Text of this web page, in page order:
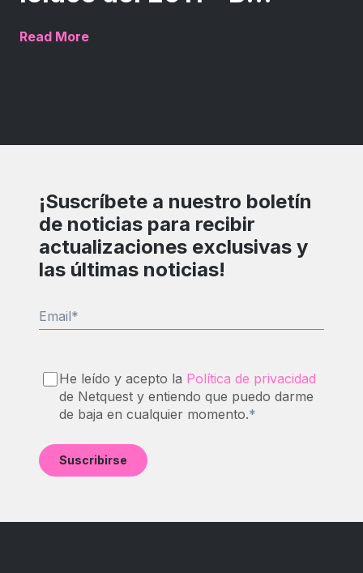
Read More
¡Suscríbete a nuestro boletín
de noticias para recibir
actualizaciones exclusivas y
las últimas noticias!
Email*
He leído y acepto la Política de privacidad
de Netquest y entiendo que puedo darme
de baja en cualquier momento.*